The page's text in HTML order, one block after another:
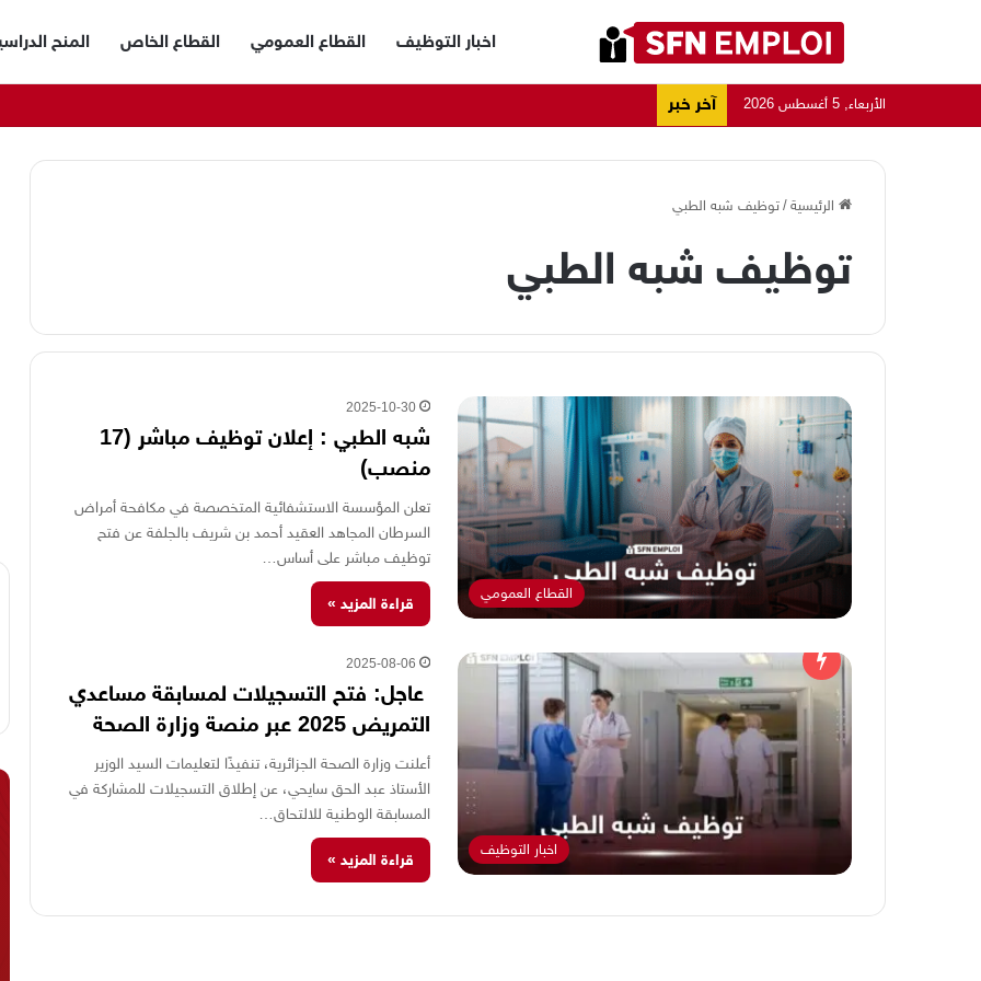
اخبار التوظيف القطاع العمومي القطاع الخاص المنح
الأربعاء, 5 أغسطس 2026 آخر خبر
الرئيسية/توظيف شبه الطبي
توظيف شبه الطبي
القطاع العمومي
2025-10-30
شبه الطبي : إعلان توظيف مباشر (17
منصب)
تعلن المؤسسة الاستشفائية المتخصصة في مكافحة أمراض
السرطان المجاهد العقيد أحمد بن شريف بالجلفة عن فتح
توظيف مباشر على أساس…
قراءة المزيد »
اخبار التوظيف
2025-08-06
عاجل: فتح التسجيلات لمسابقة مساعدي
التمريض 2025 عبر منصة وزارة الصحة
أعلنت وزارة الصحة الجزائرية، تنفيذًا لتعليمات السيد الوزير
الأستاذ عبد الحق سايحي، عن إطلاق التسجيلات للمشاركة في
المسابقة الوطنية للالتحاق…
قراءة المزيد »